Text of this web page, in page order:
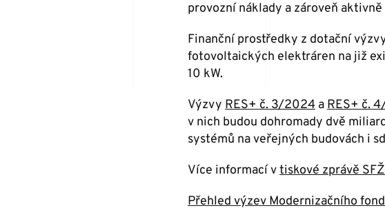
provozní náklady a zároveň
Finanční prostředky z dotační
fotovoltaických elektráren na již
10 kW.
Výzvy RES+ č. 3/2024 aRES+ č.
v nich budou dohromady dvě
systémů na veřejných budovách i
Více informací vtiskové zprávě
Přehled výzev Modernizačního